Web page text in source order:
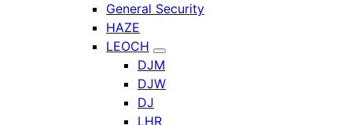
General Security
HAZE
LEOCH
DJM
DJW
DJ
LHR